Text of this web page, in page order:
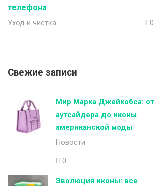
телефона
Уход и чистка 0
Свежие записи
Мир Марка Джейкобса: от
аутсайдера до иконы
американской моды
Новости
0
Эволюция иконы: все